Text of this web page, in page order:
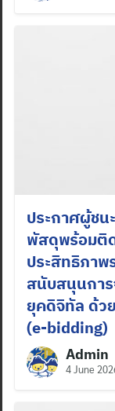
ประกาศผู้ชน
พัสดุพร้อมติ
ประสิทธิภาพ
สนับสนุนการ
ยุคดิจิทัล ด้ว
(e-bidding)
Admin
4 June